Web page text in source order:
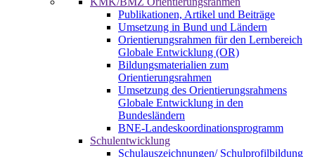
Publikationen, Artikel und Beiträge
Umsetzung in Bund und Ländern
Orientierungsrahmen für den Lernbereich
Globale Entwicklung (OR)
Bildungsmaterialien zum
Orientierungsrahmen
Umsetzung des Orientierungsrahmens
Globale Entwicklung in den
Bundesländern
BNE-Landeskoordinationsprogramm
Schulentwicklung
Schulauszeichnungen/ Schulprofilbildung